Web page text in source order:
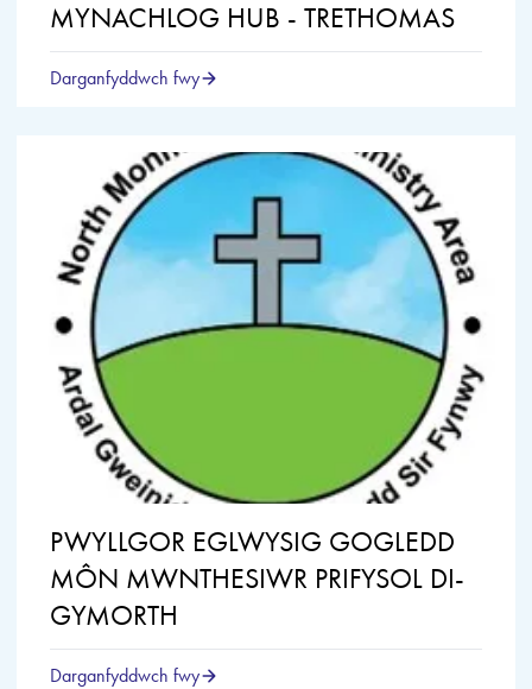
MYNACHLOG HUB - TRETHOMAS
Darganfyddwch fwy
PWYLLGOR EGLWYSIG GOGLEDD
MÔN MWNTHESIWR PRIFYSOL DI-
GYMORTH
Darganfyddwch fwy